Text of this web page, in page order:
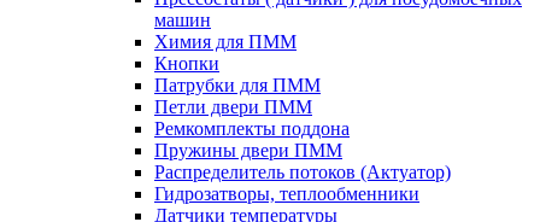
машин
Химия для ПММ
Кнопки
Патрубки для ПММ
Петли двери ПММ
Ремкомплекты поддона
Пружины двери ПММ
Распределитель потоков (Актуатор)
Гидрозатворы, теплообменники
Датчики температуры